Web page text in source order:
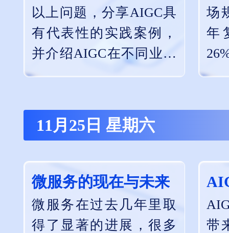
以上问题，分享AIGC具
有代表性的实践案例，
并介绍AIGC在不同业务
方向落地的具体经验。
场
年
必
载
理
全
化
11月25日 星期六
微服务的现在与未来
微服务在过去几年里取
得了显著的进展，很多
带